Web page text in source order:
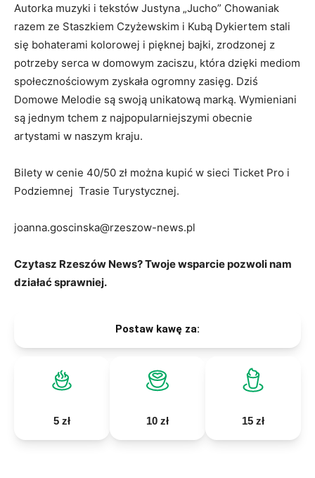
Autorka muzyki i tekstów Justyna „Jucho” Chowaniak
razem ze Staszkiem Czyżewskim i Kubą Dykiertem stali
się bohaterami kolorowej i pięknej bajki, zrodzonej z
potrzeby serca w domowym zaciszu, która dzięki mediom
społecznościowym zyskała ogromny zasięg. Dziś
Domowe Melodie są swoją unikatową marką. Wymieniani
są jednym tchem z najpopularniejszymi obecnie
artystami w naszym kraju.
Bilety w cenie 40/50 zł można kupić w sieci Ticket Pro i
Podziemnej Trasie Turystycznej.
joanna.goscinska@rzeszow-news.pl
Czytasz Rzeszów News? Twoje wsparcie pozwoli nam
działać sprawniej.
Postaw kawę za:
5 zł 10 zł 15 zł